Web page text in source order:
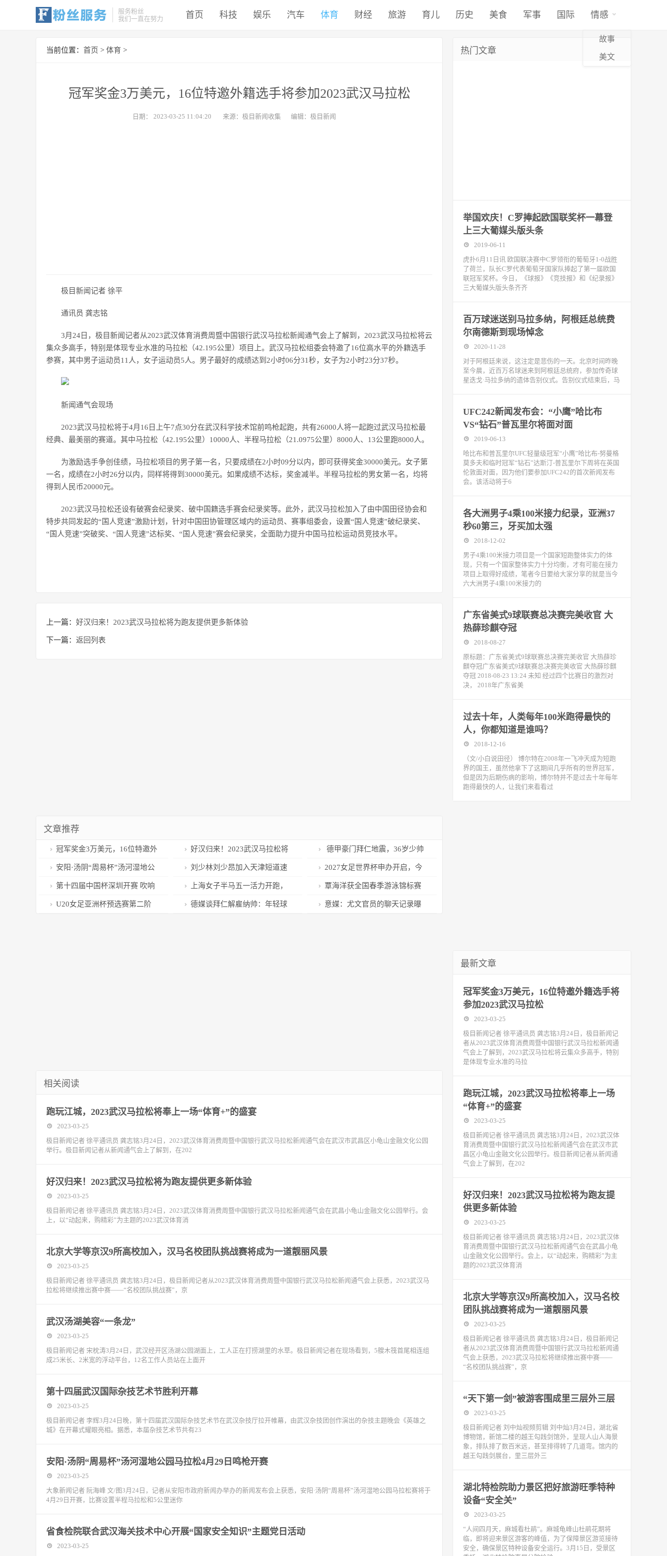
服务粉丝
我们一直在努力
首页 科技 娱乐 汽车 体育 财经 旅游 育儿 历史 美食 军事 国际 情感
故事
美文
当前位置： 首页 > 体育 >
冠军奖金3万美元，16位特邀外籍选手将参加2023武汉马拉松
日期： 2023-03-25 11:04:20 来源：极目新闻收集 编辑：极目新闻
极目新闻记者 徐平
通讯员 龚志铭
3月24日，极目新闻记者从2023武汉体育消费周暨中国银行武汉马拉松新闻通气会上了解到，2023武汉马拉松将云
集众多高手，特别是体现专业水准的马拉松（42.195公里）项目上。武汉马拉松组委会特邀了16位高水平的外籍选手
参赛，其中男子运动员11人，女子运动员5人。男子最好的成绩达到2小时06分31秒，女子为2小时23分37秒。
新闻通气会现场
2023武汉马拉松将于4月16日上午7点30分在武汉科学技术馆前鸣枪起跑，共有26000人将一起跑过武汉马拉松最
经典、最美丽的赛道。其中马拉松（42.195公里）10000人、半程马拉松（21.0975公里）8000人、13公里跑8000人。
为激励选手争创佳绩，马拉松项目的男子第一名，只要成绩在2小时09分以内，即可获得奖金30000美元。女子第
一名，成绩在2小时26分以内，同样将得到30000美元。如果成绩不达标，奖金减半。半程马拉松的男女第一名，均将
得到人民币20000元。
2023武汉马拉松还设有破赛会纪录奖、破中国籍选手赛会纪录奖等。此外，武汉马拉松加入了由中国田径协会和
特步共同发起的“国人竞速”激励计划，针对中国田协管理区域内的运动员、赛事组委会，设置“国人竞速”破纪录奖、
“国人竞速”突破奖、“国人竞速”达标奖、“国人竞速”赛会纪录奖，全面助力提升中国马拉松运动员竞技水平。
上一篇： 好汉归来！2023武汉马拉松将为跑友提供更多新体验
下一篇： 返回列表
文章推荐
冠军奖金3万美元，16位特邀外
籍选手将参加2023武汉马拉松
好汉归来！2023武汉马拉松将
为跑友提供更多新体验
德甲豪门拜仁地震，36岁少帅
将被废黜，图赫尔接棒上岗
安阳·汤阴“周易杯”汤河湿地公
园马拉松4月29日鸣枪开赛
刘少林刘少昂加入天津短道速
滑队
2027女足世界杯申办开启，今
年4月21日前递交申请
第十四届中国杯深圳开赛 吹响
中国帆船运动集结号
上海女子半马五一活力开跑，
即日起至3月27日报名
覃海洋获全国春季游泳锦标赛
男子200米蛙泳冠军
U20女足亚洲杯预选赛第二阶 德媒谈拜仁解雇纳帅：年轻球 意媒：尤文官员的聊天记录曝
相关阅读
跑玩江城，2023武汉马拉松将奉上一场“体育+”的盛宴
2023-03-25
极目新闻记者 徐平通讯员 龚志铭3月24日，2023武汉体育消费周暨中国银行武汉马拉松新闻通气会在武汉市武昌区小龟山金融文化公园
举行。极目新闻记者从新闻通气会上了解到，在202
好汉归来！2023武汉马拉松将为跑友提供更多新体验
2023-03-25
极目新闻记者 徐平通讯员 龚志铭3月24日，2023武汉体育消费周暨中国银行武汉马拉松新闻通气会在武昌小龟山金融文化公园举行。会
上，以“动起来，购精彩”为主题的2023武汉体育消
北京大学等京汉9所高校加入，汉马名校团队挑战赛将成为一道靓丽风景
2023-03-25
极目新闻记者 徐平通讯员 龚志铭3月24日，极目新闻记者从2023武汉体育消费周暨中国银行武汉马拉松新闻通气会上获悉，2023武汉马
拉松将继续推出赛中赛——“名校团队挑战赛”，京
武汉汤湖美容“一条龙”
2023-03-25
极目新闻记者 宋枕涛3月24日，武汉经开区汤湖公园湖面上，工人正在打捞湖里的水草。极目新闻记者在现场看到，5艘木筏首尾相连组
成25米长、2米宽的浮动平台，12名工作人员站在上面开
第十四届武汉国际杂技艺术节胜利开幕
2023-03-25
极目新闻记者 李辉3月24日晚，第十四届武汉国际杂技艺术节在武汉杂技厅拉开帷幕，由武汉杂技团创作演出的杂技主题晚会《英雄之
城》在开幕式耀眼亮相。据悉，本届杂技艺术节共有23
安阳·汤阴“周易杯”汤河湿地公园马拉松4月29日鸣枪开赛
2023-03-25
大象新闻记者 阮海峰 文/图3月24日，记者从安阳市政府新闻办举办的新闻发布会上获悉，安阳·汤阴“周易杯”汤河湿地公园马拉松赛将于
4月29日开赛，比赛设置半程马拉松和5公里迷你
省食检院联合武汉海关技术中心开展“国家安全知识”主题党日活动
2023-03-25
热门文章
举国欢庆！C罗捧起欧国联奖杯一幕登
上三大葡媒头版头条
2019-06-11
虎扑6月11日讯 欧国联决赛中C罗领衔的葡萄牙1-0战胜
了荷兰，队长C罗代表葡萄牙国家队捧起了第一届欧国
联冠军奖杯。今日，《球报》《竞技报》和《纪录报》
三大葡媒头版头条齐齐
百万球迷送别马拉多纳，阿根廷总统费
尔南德斯到现场悼念
2020-11-28
对于阿根廷来说，这注定是悲伤的一天。北京时间昨晚
至今晨，近百万名球迷来到阿根廷总统府，参加传奇球
星迭戈·马拉多纳的遗体告别仪式。告别仪式结束后，马
UFC242新闻发布会：“小鹰”哈比布
VS“钻石”普瓦里尔将面对面
2019-06-13
哈比布和普瓦里尔UFC轻量级冠军“小鹰”哈比布-努曼格
莫多夫和临时冠军“钻石”达斯汀-普瓦里尔下周将在英国
伦敦面对面，因为他们要参加UFC242的首次新闻发布
会。该活动将于6
各大洲男子4乘100米接力纪录，亚洲37
秒60第三，牙买加太强
2018-12-02
男子4乘100米接力项目是一个国家短跑整体实力的体
现，只有一个国家整体实力十分均衡，才有可能在接力
项目上取得好成绩，笔者今日要给大家分享的就是当今
六大洲男子4乘100米接力的
广东省美式9球联赛总决赛完美收官 大
热薛珍麒夺冠
2018-08-27
原标题：广东省美式9球联赛总决赛完美收官 大热薛珍
麒夺冠广东省美式9球联赛总决赛完美收官 大热薛珍麒
夺冠 2018-08-23 13:24 未知 经过四个比赛日的激烈对
决， 2018年广东省美
过去十年，人类每年100米跑得最快的
人，你都知道是谁吗？
2018-12-16
（文/小白说田径） 博尔特在2008年一飞冲天成为短跑
界的国王，虽然他拿下了这期间几乎所有的世界冠军，
但是因为后期伤病的影响，博尔特并不是过去十年每年
跑得最快的人，让我们来看看过
最新文章
冠军奖金3万美元，16位特邀外籍选手将
参加2023武汉马拉松
2023-03-25
极目新闻记者 徐平通讯员 龚志铭3月24日，极目新闻记
者从2023武汉体育消费周暨中国银行武汉马拉松新闻通
气会上了解到，2023武汉马拉松将云集众多高手，特别
是体现专业水准的马拉
跑玩江城，2023武汉马拉松将奉上一场
“体育+”的盛宴
2023-03-25
极目新闻记者 徐平通讯员 龚志铭3月24日，2023武汉体
育消费周暨中国银行武汉马拉松新闻通气会在武汉市武
昌区小龟山金融文化公园举行。极目新闻记者从新闻通
气会上了解到，在202
好汉归来！2023武汉马拉松将为跑友提
供更多新体验
2023-03-25
极目新闻记者 徐平通讯员 龚志铭3月24日，2023武汉体
育消费周暨中国银行武汉马拉松新闻通气会在武昌小龟
山金融文化公园举行。会上，以“动起来，购精彩”为主
题的2023武汉体育消
北京大学等京汉9所高校加入，汉马名校
团队挑战赛将成为一道靓丽风景
2023-03-25
极目新闻记者 徐平通讯员 龚志铭3月24日，极目新闻记
者从2023武汉体育消费周暨中国银行武汉马拉松新闻通
气会上获悉，2023武汉马拉松将继续推出赛中赛——
“名校团队挑战赛”，京
“天下第一剑”被游客围成里三层外三层
2023-03-25
极目新闻记者 刘中灿视频剪辑 刘中灿3月24日，湖北省
博物馆，新馆二楼的越王勾践剑馆外，呈现人山人海景
象，排队排了数百米远，甚至排得转了几道弯。馆内的
越王勾践剑展台，里三层外三
湖北特检院助力景区把好旅游旺季特种
设备“安全关”
2023-03-25
“人间四月天，麻城看杜鹃”。麻城龟峰山杜鹃花期将
临，即将迎来景区游客的峰值，为了保障景区游览接待
安全，确保景区特种设备安全运行。3月15日，受景区